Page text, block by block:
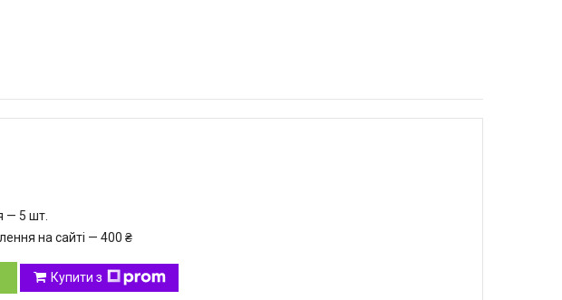
— 5 шт.
на сайті — 400 ₴
Купити з